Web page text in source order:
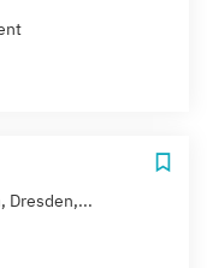
Dresden,...